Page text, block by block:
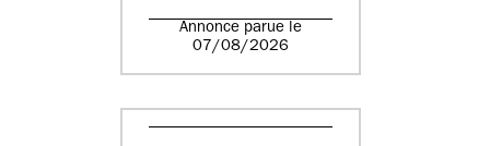
Annonce parue le
07/08/2026